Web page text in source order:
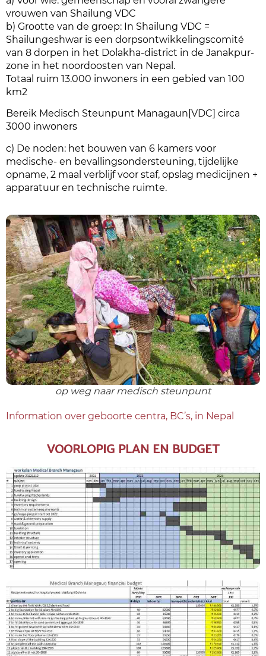
vrouwen van Shailung VDC
b) Grootte van de groep: In Shailung VDC =
Shailungeshwar is een dorpsontwikkelingscomité
van 8 dorpen in het Dolakha-district in de Janakpur-
zone in het noordoosten van Nepal.
Totaal ruim 13.000 inwoners in een gebied van 100
km2
Bereik Medisch Steunpunt Managaun[VDC] circa
3000 inwoners
c) De noden: het bouwen van 6 kamers voor
medische- en bevallingsondersteuning, tijdelijke
opname, 2 maal verblijf voor staf, opslag medicijnen +
apparatuur en technische ruimte.
op weg naar medisch steunpunt
Information over geboorte centra, BC’s, in Nepal
VOORLOPIG PLAN EN BUDGET